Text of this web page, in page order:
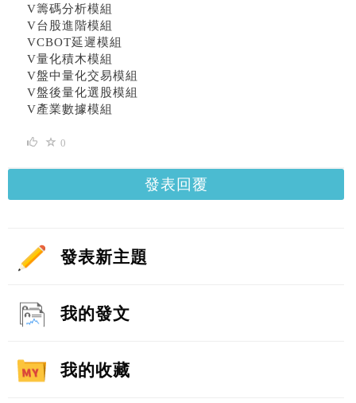
V籌碼分析模組
V台股進階模組
VCBOT延遲模組
V量化積木模組
V盤中量化交易模組
V盤後量化選股模組
V產業數據模組
0
發表回覆
發表新主題
我的發文
我的收藏